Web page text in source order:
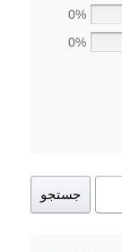
0%
0%
جستجو